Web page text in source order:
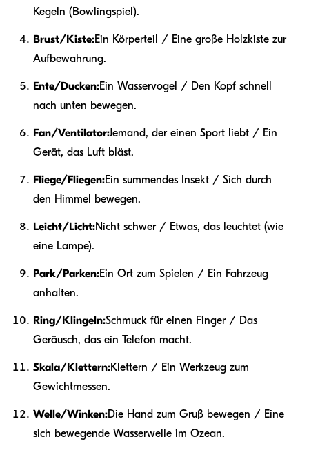
Kegeln (Bowlingspiel).
Brust/Kiste:Ein Körperteil / Eine große Holzkiste zur
Aufbewahrung.
Ente/Ducken:Ein Wasservogel / Den Kopf schnell
nach unten bewegen.
Fan/Ventilator:Jemand, der einen Sport liebt / Ein
Gerät, das Luft bläst.
Fliege/Fliegen:Ein summendes Insekt / Sich durch
den Himmel bewegen.
Leicht/Licht:Nicht schwer / Etwas, das leuchtet (wie
eine Lampe).
Park/Parken:Ein Ort zum Spielen / Ein Fahrzeug
anhalten.
Ring/Klingeln:Schmuck für einen Finger / Das
Geräusch, das ein Telefon macht.
Skala/Klettern:Klettern / Ein Werkzeug zum
Gewichtmessen.
Welle/Winken:Die Hand zum Gruß bewegen / Eine
sich bewegende Wasserwelle im Ozean.